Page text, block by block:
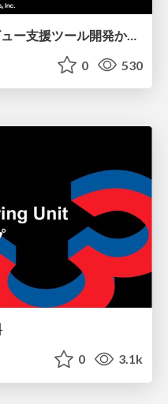
【CEDEC2026】コードレビュー支援ツール開発から学ぶ：LLMを用いた業務システムの実践的な運用設計と誤出力対策
0 530
0 3.1k